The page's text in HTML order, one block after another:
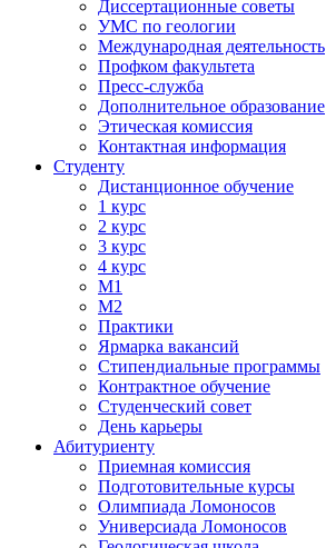
Диссертационные советы
УМС по геологии
Международная деятельность
Профком факультета
Пресс-служба
Дополнительное образование
Этическая комиссия
Контактная информация
Студенту
Дистанционное обучение
1 курс
2 курс
3 курс
4 курс
М1
М2
Практики
Ярмарка вакансий
Стипендиальные программы
Контрактное обучение
Студенческий совет
День карьеры
Абитуриенту
Приемная комиссия
Подготовительные курсы
Олимпиада Ломоносов
Универсиада Ломоносов